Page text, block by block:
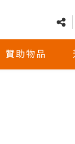
贊助物品